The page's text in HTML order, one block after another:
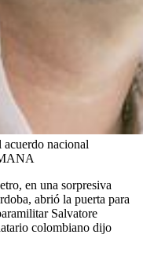
acuerdo nacional
en una sorpresiva
abrió la puerta para
Salvatore
colombiano dijo